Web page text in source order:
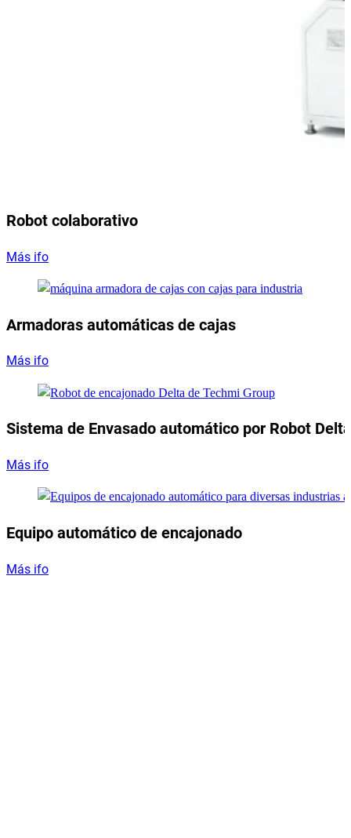
Robot colaborativo
Más ifo
Armadoras automáticas de cajas
Más ifo
Sistema de Envasado automático por Robot Delta
Más ifo
Equipo automático de encajonado
Más ifo